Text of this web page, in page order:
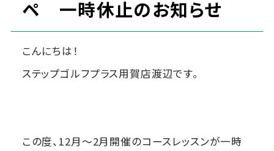
ペ 一時休止のお知らせ
こんにちは！
ステップゴルフプラス用賀店渡辺です。
この度、12月～2月開催のコースレッスンが一時